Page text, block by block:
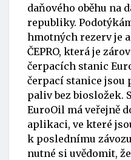
daňového oběhu na
republiky.
hmotných rezerv je
ČEPRO, která je
čerpacích stanic
čerpací stanice jsou
paliv bez biosložek.
EuroOil má veřejně
aplikaci, ve které
k poslednímu
nutné si uvědomit,